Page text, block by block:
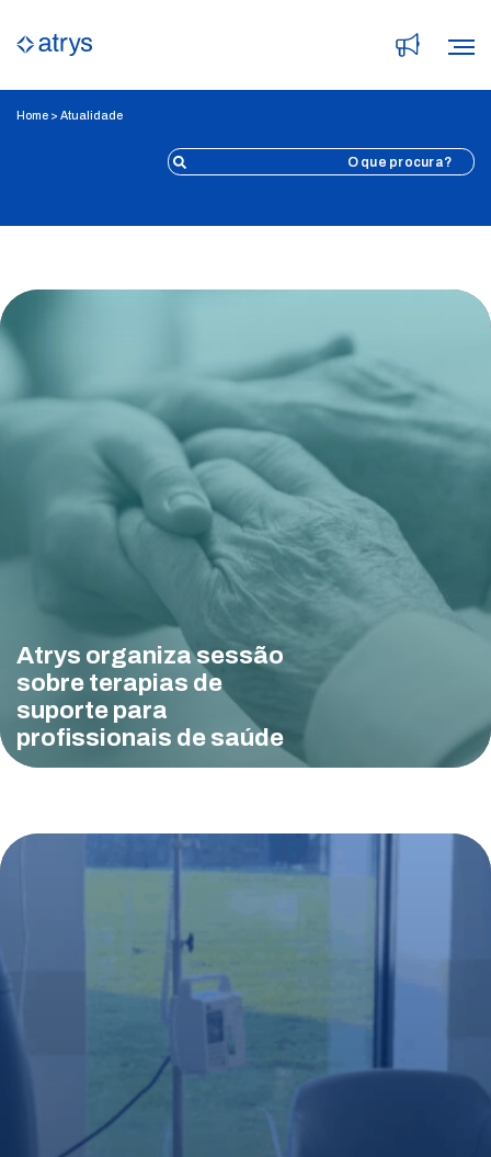
Home > Atualidade
Atrys organiza sessão
sobre terapias de
suporte para
profissionais de saúde